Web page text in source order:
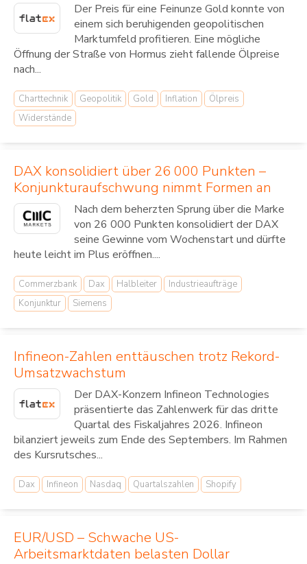
Der Preis für eine Feinunze Gold konnte von
einem sich beruhigenden geopolitischen
Marktumfeld profitieren. Eine mögliche
Öffnung der Straße von Hormus zieht fallende Ölpreise
nach...
Charttechnik Geopolitik Gold Inflation
Ölpreis
Widerstände
DAX konsolidiert über 26 000 Punkten –
Konjunkturaufschwung nimmt Formen an
Nach dem beherzten Sprung über die Marke
von 26 000 Punkten konsolidiert der DAX
seine Gewinne vom Wochenstart und dürfte
heute leicht im Plus eröffnen....
Commerzbank Dax Halbleiter
Industrieaufträge
Konjunktur
Siemens
Infineon-Zahlen enttäuschen trotz Rekord-
Umsatzwachstum
Der DAX-Konzern Infineon Technologies
präsentierte das Zahlenwerk für das dritte
Quartal des Fiskaljahres 2026. Infineon
bilanziert jeweils zum Ende des Septembers. Im Rahmen
des Kursrutsches...
Dax Infineon Nasdaq Quartalszahlen Shopify
EUR/USD – Schwache US-
Arbeitsmarktdaten belasten Dollar